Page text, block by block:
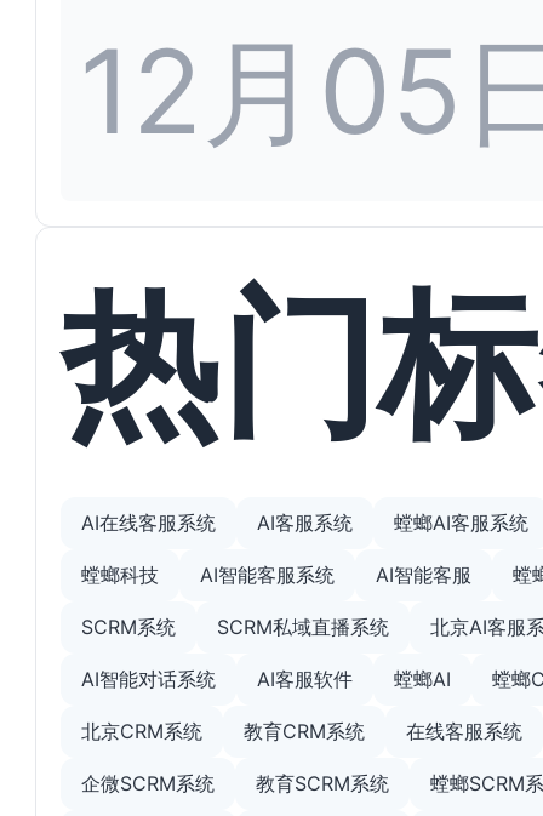
12月05
热门
AI在线客服系统 AI客服系统 螳螂AI客服系统
螳螂科技 AI智能客服系统 AI智能客服 螳
SCRM系统 SCRM私域直播系统 北京AI客服
AI智能对话系统 AI客服软件 螳螂AI 螳螂
北京CRM系统 教育CRM系统 在线客服系统
企微SCRM系统 教育SCRM系统 螳螂SCRM